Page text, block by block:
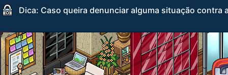
Dica: Caso queira denunciar alguma situação